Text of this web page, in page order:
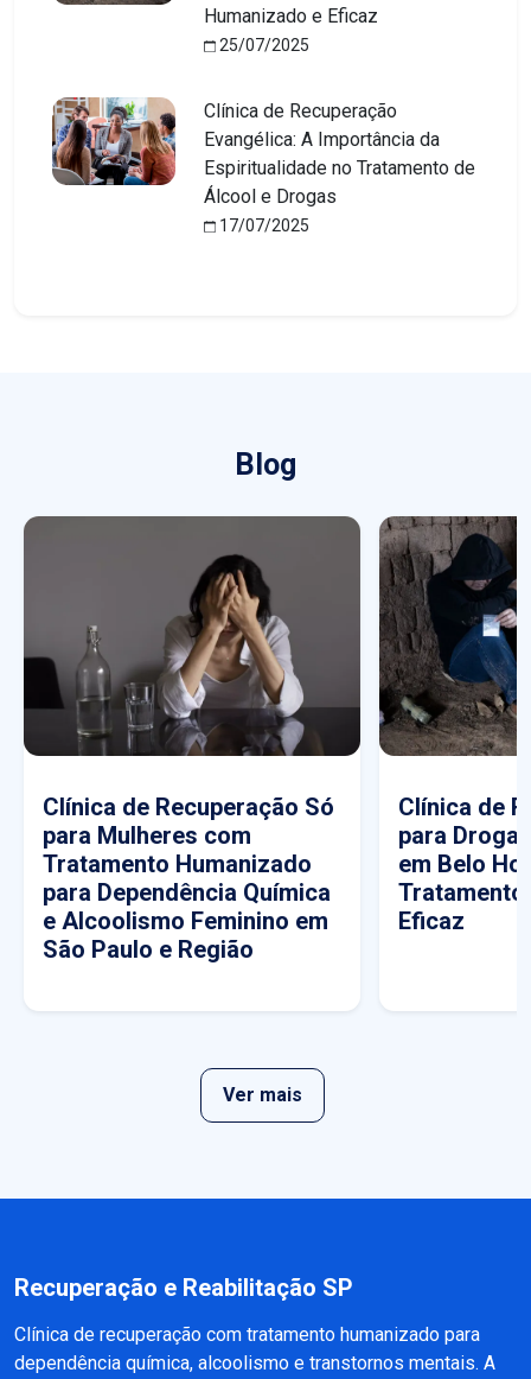
Humanizado e Eficaz
25/07/2025
Clínica de Recuperação
Evangélica: A Importância da
Espiritualidade no Tratamento de
Álcool e Drogas
17/07/2025
Blog
Clínica de Recuperação Só
para Mulheres com
Tratamento Humanizado
para Dependência Química
e Alcoolismo Feminino em
São Paulo e Região
Clínica de
para
em Belo
Tratamento
Eficaz
Ver mais
Recuperação e Reabilitação SP
Clínica de recuperação com tratamento humanizado para
dependência química, alcoolismo e transtornos mentais. A